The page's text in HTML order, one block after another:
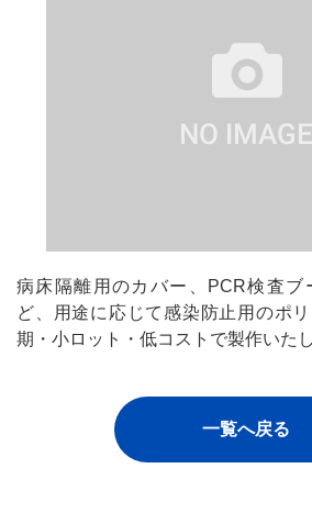
病床隔離用のカバー、PCR検査ブ
ど、用途に応じて感染防止用のポ
期・小ロット・低コストで製作いたし
一覧へ戻る